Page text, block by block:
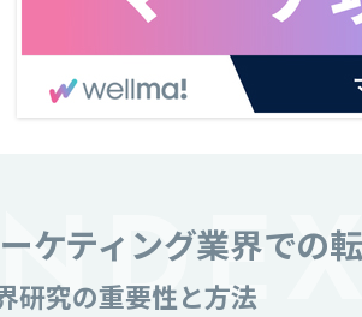
ケティング業界での
研究の重要性と方法